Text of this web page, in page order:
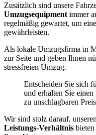
Zusätzlich sind unsere
Umzugsequipment immer
regelmäßig gewartet, um
gewährleisten.
Als lokale Umzugsfirma in
zur Seite und geben Ihnen
stressfreien Umzug.
Entscheiden Sie sich
und erhalten Sie
zu unschlagbaren
Wir sind stolz darauf,
Leistungs-Verhältnis